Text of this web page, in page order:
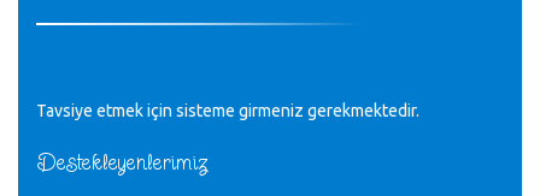
Tavsiye etmek için sisteme girmeniz gerekmektedir.
Destekleyenlerimiz